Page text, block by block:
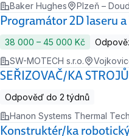
Baker Hughes Plzeň –
Programátor 2D laseru
38 000 ‍–‍ 45 000 Kč
SW-MOTECH s.r.o.
SEŘIZOVAČ/KA
Odpověď do 2 týdnů
Hanon Systems Thermal
Konstruktér/ka